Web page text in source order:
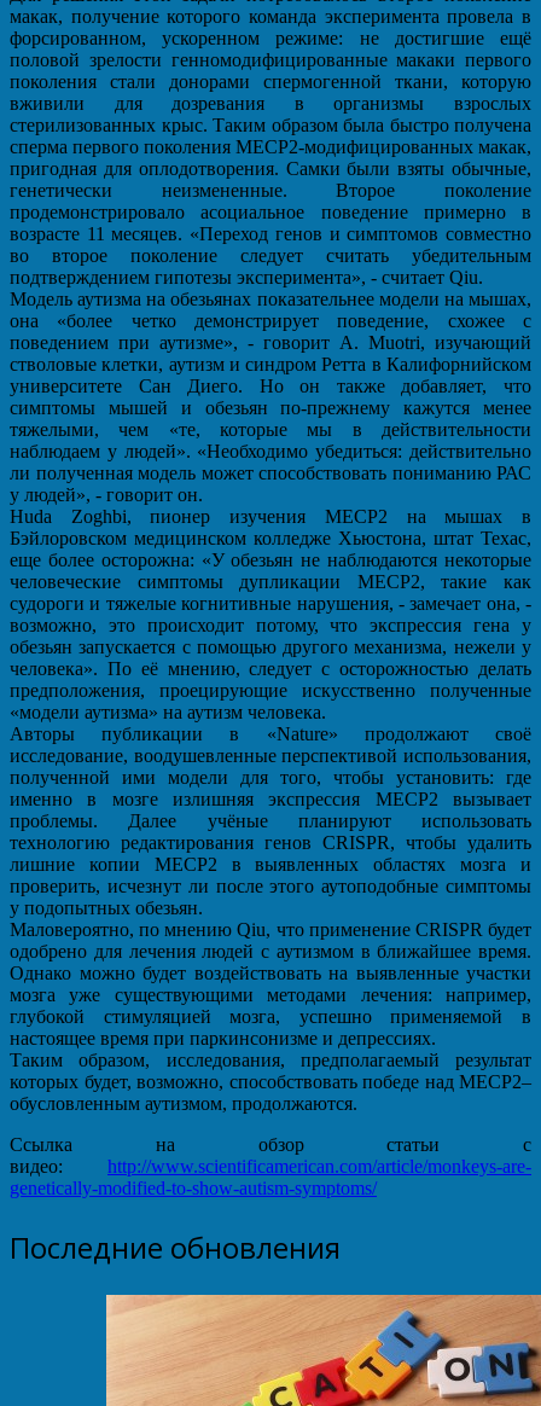
макак, получение которого команда эксперимента провела в
форсированном, ускоренном режиме: не достигшие ещё
половой зрелости генномодифицированные макаки первого
поколения стали донорами спермогенной ткани, которую
вживили для дозревания в организмы взрослых
стерилизованных крыс. Таким образом была быстро получена
сперма первого поколения МЕСР2-модифицированных макак,
пригодная для оплодотворения. Самки были взяты обычные,
генетически неизмененные. Второе поколение
продемонстрировало асоциальное поведение примерно в
возрасте 11 месяцев. «Переход генов и симптомов совместно
во второе поколение следует считать убедительным
подтверждением гипотезы эксперимента», - считает Qiu.
Модель аутизма на обезьянах показательнее модели на мышах,
она «более четко демонстрирует поведение, схожее с
поведением при аутизме», - говорит A. Muotri, изучающий
стволовые клетки, аутизм и синдром Ретта в Калифорнийском
университете Сан Диего. Но он также добавляет, что
симптомы мышей и обезьян по-прежнему кажутся менее
тяжелыми, чем «те, которые мы в действительности
наблюдаем у людей». «Необходимо убедиться: действительно
ли полученная модель может способствовать пониманию РАС
у людей», - говорит он.
Huda Zoghbi, пионер изучения МЕСР2 на мышах в
Бэйлоровском медицинском колледже Хьюстона, штат Техас,
еще более осторожна: «У обезьян не наблюдаются некоторые
человеческие симптомы дупликации МЕСР2, такие как
судороги и тяжелые когнитивные нарушения, - замечает она, -
возможно, это происходит потому, что экспрессия гена у
обезьян запускается с помощью другого механизма, нежели у
человека». По её мнению, следует с осторожностью делать
предположения, проецирующие искусственно полученные
«модели аутизма» на аутизм человека.
Авторы публикации в «Nature» продолжают своё
исследование, воодушевленные перспективой использования,
полученной ими модели для того, чтобы установить: где
именно в мозге излишняя экспрессия МЕСР2 вызывает
проблемы. Далее учёные планируют использовать
технологию редактирования генов CRISPR, чтобы удалить
лишние копии МЕСР2 в выявленных областях мозга и
проверить, исчезнут ли после этого аутоподобные симптомы
у подопытных обезьян.
Маловероятно, по мнению Qiu, что применение CRISPR будет
одобрено для лечения людей с аутизмом в ближайшее время.
Однако можно будет воздействовать на выявленные участки
мозга уже существующими методами лечения: например,
глубокой стимуляцией мозга, успешно применяемой в
настоящее время при паркинсонизме и депрессиях.
Таким образом, исследования, предполагаемый результат
которых будет, возможно, способствовать победе над МЕСР2–
обусловленным аутизмом, продолжаются.
Ссылка на обзор статьи с
видео: http://www.scientificamerican.com/article/monkeys-are-
genetically-modified-to-show-autism-symptoms/
Последние обновления